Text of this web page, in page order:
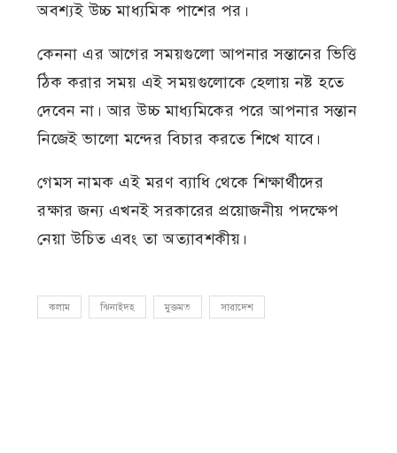
অবশ্যই উচ্চ মাধ্যমিক পাশের পর।
কেননা এর আগের সময়গুলো আপনার সন্তানের ভিত্তি
ঠিক করার সময় এই সময়গুলোকে হেলায় নষ্ট হতে
দেবেন না। আর উচ্চ মাধ্যমিকের পরে আপনার সন্তান
নিজেই ভালো মন্দের বিচার করতে শিখে যাবে।
গেমস নামক এই মরণ ব্যাধি থেকে শিক্ষার্থীদের
রক্ষার জন্য এখনই সরকারের প্রয়োজনীয় পদক্ষেপ
নেয়া উচিত এবং তা অত্যাবশকীয়।
কলাম ঝিনাইদহ মুক্তমত সারাদেশ